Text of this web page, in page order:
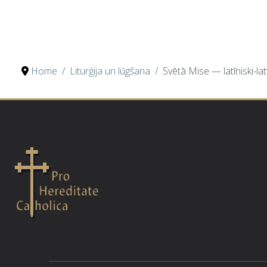
Home Liturģija un lūgšana Svētā Mise — latīniski-